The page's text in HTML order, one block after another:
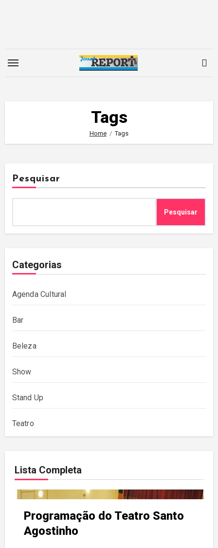
Tags
Home Tags
Pesquisar
Pesquisar
Categorias
Agenda Cultural
Bar
Beleza
Show
Stand Up
Teatro
Lista Completa
Programação do Teatro Santo
Agostinho